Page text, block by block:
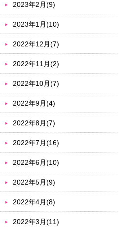
2023年2月(9)
2023年1月(10)
2022年12月(7)
2022年11月(2)
2022年10月(7)
2022年9月(4)
2022年8月(7)
2022年7月(16)
2022年6月(10)
2022年5月(9)
2022年4月(8)
2022年3月(11)